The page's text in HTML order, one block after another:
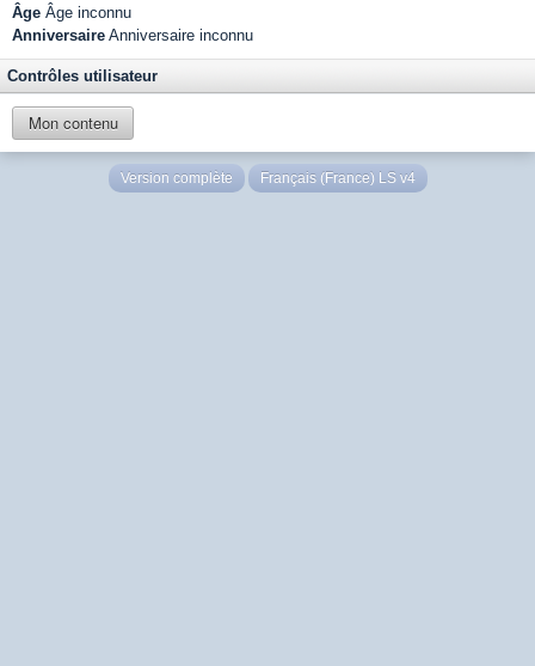
Âge Âge inconnu
Anniversaire Anniversaire inconnu
Contrôles utilisateur
Mon contenu
Version complète Français (France) LS v4